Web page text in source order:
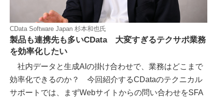
CData Software Japan 杉本和也氏
製品も連携先も多いCData 大変すぎるテクサポ業務
を効率化したい
社内データと生成AIの掛け合わせで、業務はどこまで
効率化できるのか？ 今回紹介するCDataのテクニカル
サポートでは、まずWebサイトからの問い合わせをSFA